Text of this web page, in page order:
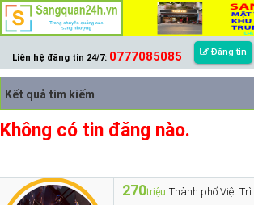
Liên hệ đăng tin 24/7: 0777085085 Đăng tin
Kết quả tìm kiếm
Không có tin đăng nào.
270triệu Thành phố Việt Trì